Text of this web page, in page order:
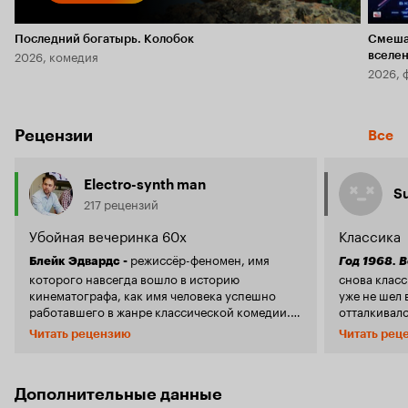
Последний богатырь. Колобок
2026, комедия
2026,
Рецензии Все
Electro-synth man
217 рецензий
Убойная вечеринка 60х
Блейк Эдвардс -
которого навсегда вошло в историю
кинематографа, как имя человека успешно
работавшего в жанре классической комедии.
Творческий уровень, непревзойдённое
мастерство (многие 'гуру' комического жанра
стиля и изысканной жанровой тонкости
Читать рецензию
Классика
Год 1968.
снова
уже не шел
оказалось
который
Читать
Дополнительные данные